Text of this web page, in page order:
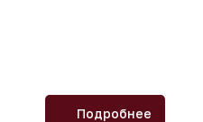
Подробнее